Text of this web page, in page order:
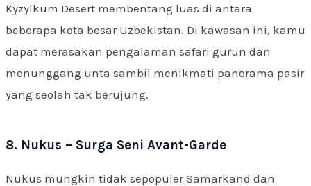
Kyzylkum Desert membentang luas di antara
beberapa kota besar Uzbekistan. Di kawasan ini, kamu
dapat merasakan pengalaman safari gurun dan
menunggang unta sambil menikmati panorama pasir
yang seolah tak berujung.
8. Nukus – Surga Seni Avant-Garde
Nukus mungkin tidak sepopuler Samarkand dan